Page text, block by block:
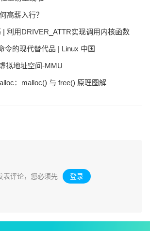
高薪入行？
| 利用DRIVER_ATTR实现调用内核函数
令的现代替代品 | Linux 中国
拟地址空间-MMU
：malloc() 与 free() 原理图解
表评论，您必须先 登录 。